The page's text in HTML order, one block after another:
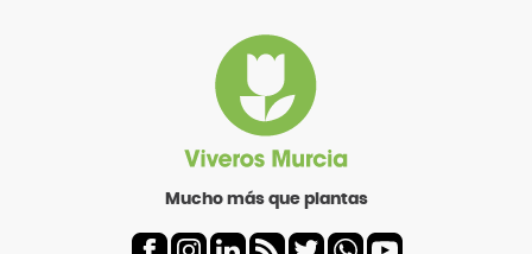
Mucho más que plantas